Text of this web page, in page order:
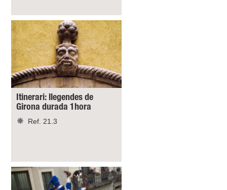
Itinerari: llegendes de
Girona durada 1hora
Ref. 21.3